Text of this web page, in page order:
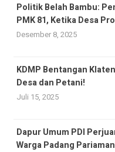
Politik Belah Bambu:
PMK 81, Ketika Desa
Desember 8, 2025
KDMP Bentangan
Desa dan Petani!
Juli 15, 2025
Dapur Umum PDI
Warga Padang Pariaman